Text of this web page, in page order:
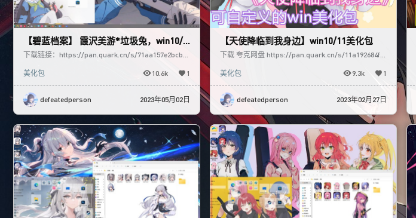
【碧蓝档案】 霞沢美游*垃圾兔，win10/1
1美化包
下载链接：https://pan.quark.cn/s/71aa157e2bcb
美化包
10.6k 1
defeatedperson 2023年05月02日
【天使降临到我身边】win10/11美化包
下载 夸克网盘 https://pan.quark.cn/s/11a192684fb
美化包
9.3k 1
defeatedperson 2023年02月27日